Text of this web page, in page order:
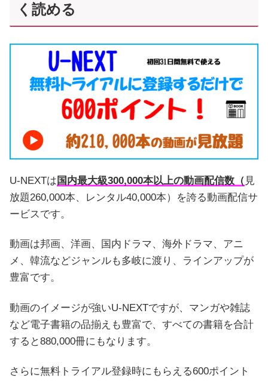
く読める
U-NEXTは 国内最大級300,000本以上の動画配信数（ 見
放題260,000本、レンタル40,000本）を誇る動画配信サ
ービスです。
動画は邦画、洋画、国内ドラマ、海外ドラマ、アニ
メ、韓流などジャンルも多岐に渡り、ラインアップが
豊富です。
動画のイメージが強いU-NEXTですが、マンガや雑誌
など電子書籍の品揃えも豊富で、すべての書籍を合計
すると880,000冊にもなります。
さらに無料トライアル登録時にもらえる600ポイント